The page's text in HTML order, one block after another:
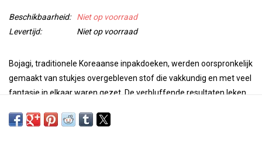
Beschikbaarheid:
Niet op voorraad
Levertijd:
Niet op voorraad
Bojagi, traditionele Koreaanse inpakdoeken, werden oorspronkelijk
gemaakt van stukjes overgebleven stof die vakkundig en met veel
fantasie in elkaar waren gezet. De verbluffende resultaten leken
en Klee. Met haar eigen werk en dat van anderen legt